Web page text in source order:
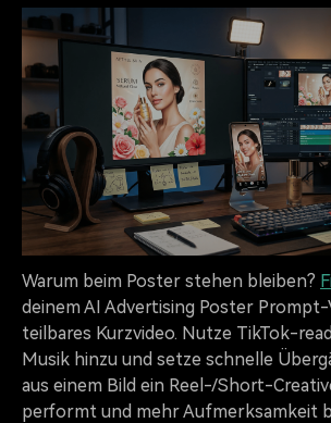
Warum beim Poster stehen bleiben?
deinem AI Advertising Poster Prompt-
teilbares Kurzvideo. Nutze TikTok-
Musik hinzu und setze schnelle
aus einem Bild ein Reel-/Short-
performt und mehr Aufmerksamkeit